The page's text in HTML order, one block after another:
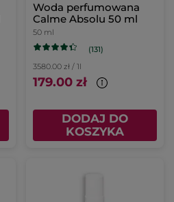
Woda perfumowana
Calme Absolu 50 ml
50 ml
(131)
3580.00 zł / 1l
179.00 zł
DODAJ DO
KOSZYKA